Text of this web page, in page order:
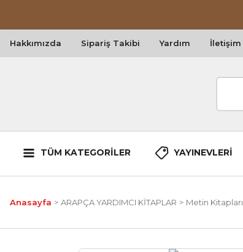
Hakkımızda Sipariş Takibi Yardım İletişim
TÜM KATEGORİLER YAYINEVLERİ
Anasayfa ARAPÇA YARDIMCI KİTAPLAR Metin Kitapları